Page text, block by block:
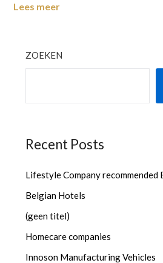
Lees meer
ZOEKEN
Recent Posts
Lifestyle Company recommended
Belgian Hotels
(geen titel)
Homecare companies
Innoson Manufacturing Vehicles